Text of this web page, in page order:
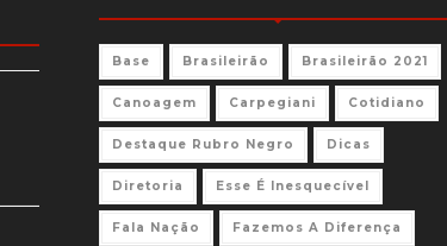
Base Brasileirão Brasileirão 2021
Canoagem Carpegiani Cotidiano
Destaque Rubro Negro Dicas
Diretoria Esse É Inesquecível
Fala Nação Fazemos A Diferença